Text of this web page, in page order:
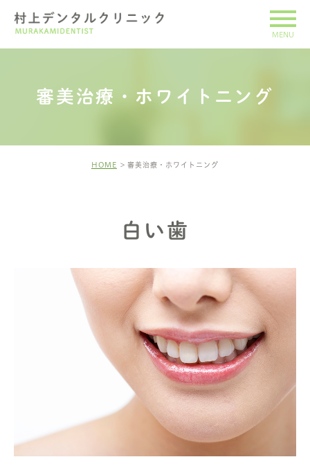
審美治療・ホワイトニング
HOME 審美治療・ホワイトニング
白い歯